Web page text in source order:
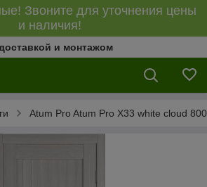
Звоните для уточнения цены
и наличия!
и монтажом
Atum Pro Atum Pro Х33 white cloud